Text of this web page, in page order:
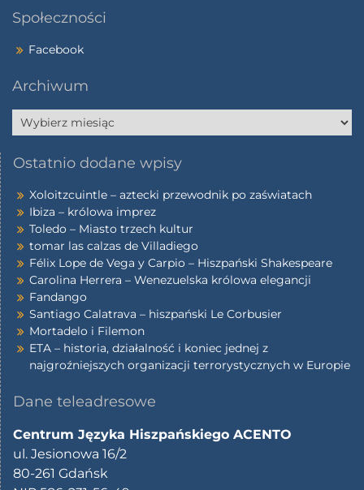
Społeczności
Facebook
Archiwum
Ostatnio dodane wpisy
Xoloitzcuintle – aztecki przewodnik po zaświatach
Ibiza – królowa imprez
Toledo – Miasto trzech kultur
tomar las calzas de Villadiego
Félix Lope de Vega y Carpio – Hiszpański Shakespeare
Carolina Herrera – Wenezuelska królowa elegancji
Fandango
Santiago Calatrava – hiszpański Le Corbusier
Mortadelo i Filemon
ETA – historia, działalność i koniec jednej z
najgroźniejszych organizacji terrorystycznych w Europie
Dane teleadresowe
Centrum Języka Hiszpańskiego ACENTO
ul. Jesionowa 16/2
80-261 Gdańsk